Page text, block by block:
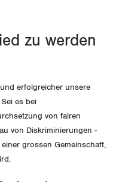
zu werden
erfolgreicher unsere
es bei
von fairen
von Diskriminierungen -
grossen Gemeinschaft,